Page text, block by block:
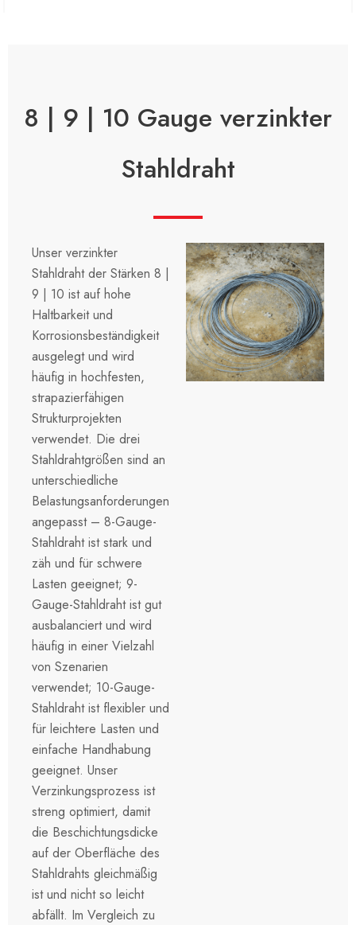
8 | 9 | 10 Gauge verzinkter
Stahldraht
Unser verzinkter
Stahldraht der Stärken 8 |
9 | 10 ist auf hohe
Haltbarkeit und
Korrosionsbeständigkeit
ausgelegt und wird
häufig in hochfesten,
strapazierfähigen
Strukturprojekten
verwendet. Die drei
Stahldrahtgrößen sind an
unterschiedliche
Belastungsanforderungen
angepasst – 8-Gauge-
Stahldraht ist stark und
zäh und für schwere
Lasten geeignet; 9-
Gauge-Stahldraht ist gut
ausbalanciert und wird
häufig in einer Vielzahl
von Szenarien
verwendet; 10-Gauge-
Stahldraht ist flexibler und
für leichtere Lasten und
einfache Handhabung
geeignet. Unser
Verzinkungsprozess ist
streng optimiert, damit
die Beschichtungsdicke
auf der Oberfläche des
Stahldrahts gleichmäßig
ist und nicht so leicht
abfällt. Im Vergleich zu